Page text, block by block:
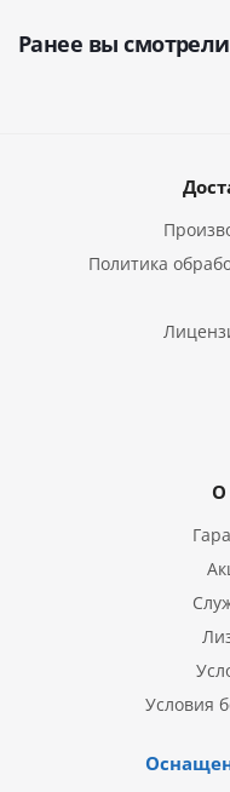
Ранее вы смотрели
Политика
О
Условия